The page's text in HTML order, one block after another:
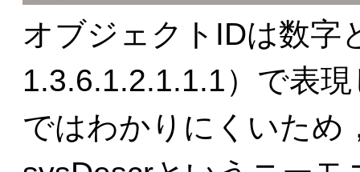
オブジェクトIDは数字
1.3.6.1.2.1.1.1）で表
ではわかりにくいため